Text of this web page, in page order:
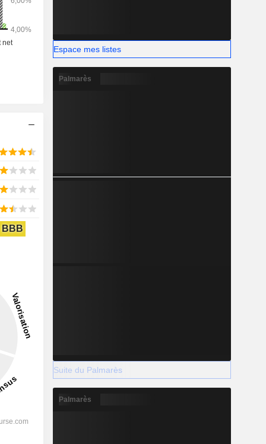
BBB
Espace mes listes
Palmarès
Suite du Palmarès
Palmarès